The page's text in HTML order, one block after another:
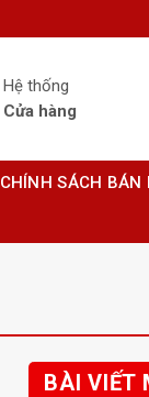
Hệ thống
Cửa hàng
CHÍNH SÁCH BÁN
BÀI VIẾT